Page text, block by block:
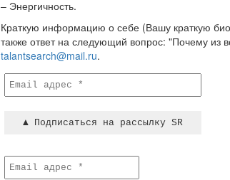
– Энергичность.
Краткую информацию о себе (Вашу краткую
также ответ на следующий вопрос: "Почему из
talantsearch@mail.ru.